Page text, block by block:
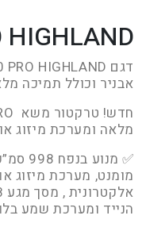
HIGHLAND
אבניר וכולל תמיכה
מלאה ומערכת מיזוג
הנייד ומערכת שמע